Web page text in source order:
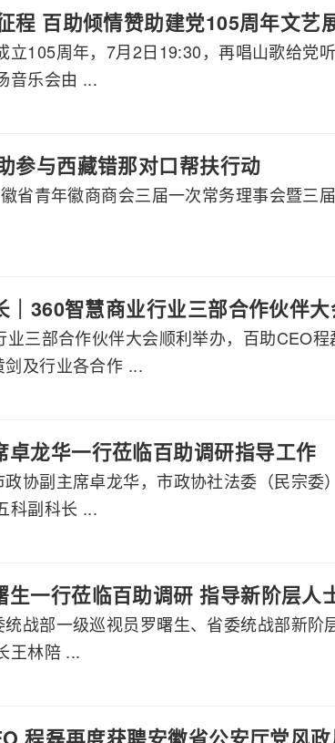
程 百助倾情赞助建党105周年文艺
立105周年，7月2日19:30，再唱山歌给党
音乐会由 ...
参与西藏错那对口帮扶行动
省青年徽商商会三届一次常务理事会暨三
360智慧商业行业三部合作伙伴
三部合作伙伴大会顺利举办，百助CEO
及行业各合作 ...
卓龙华一行莅临百助调研指导工作
协副主席卓龙华，市政协社法委（民宗委
科副科长 ...
生一行莅临百助调研 指导新阶层人
战部一级巡视员罗曙生、省委统战部新阶
王林陪 ...